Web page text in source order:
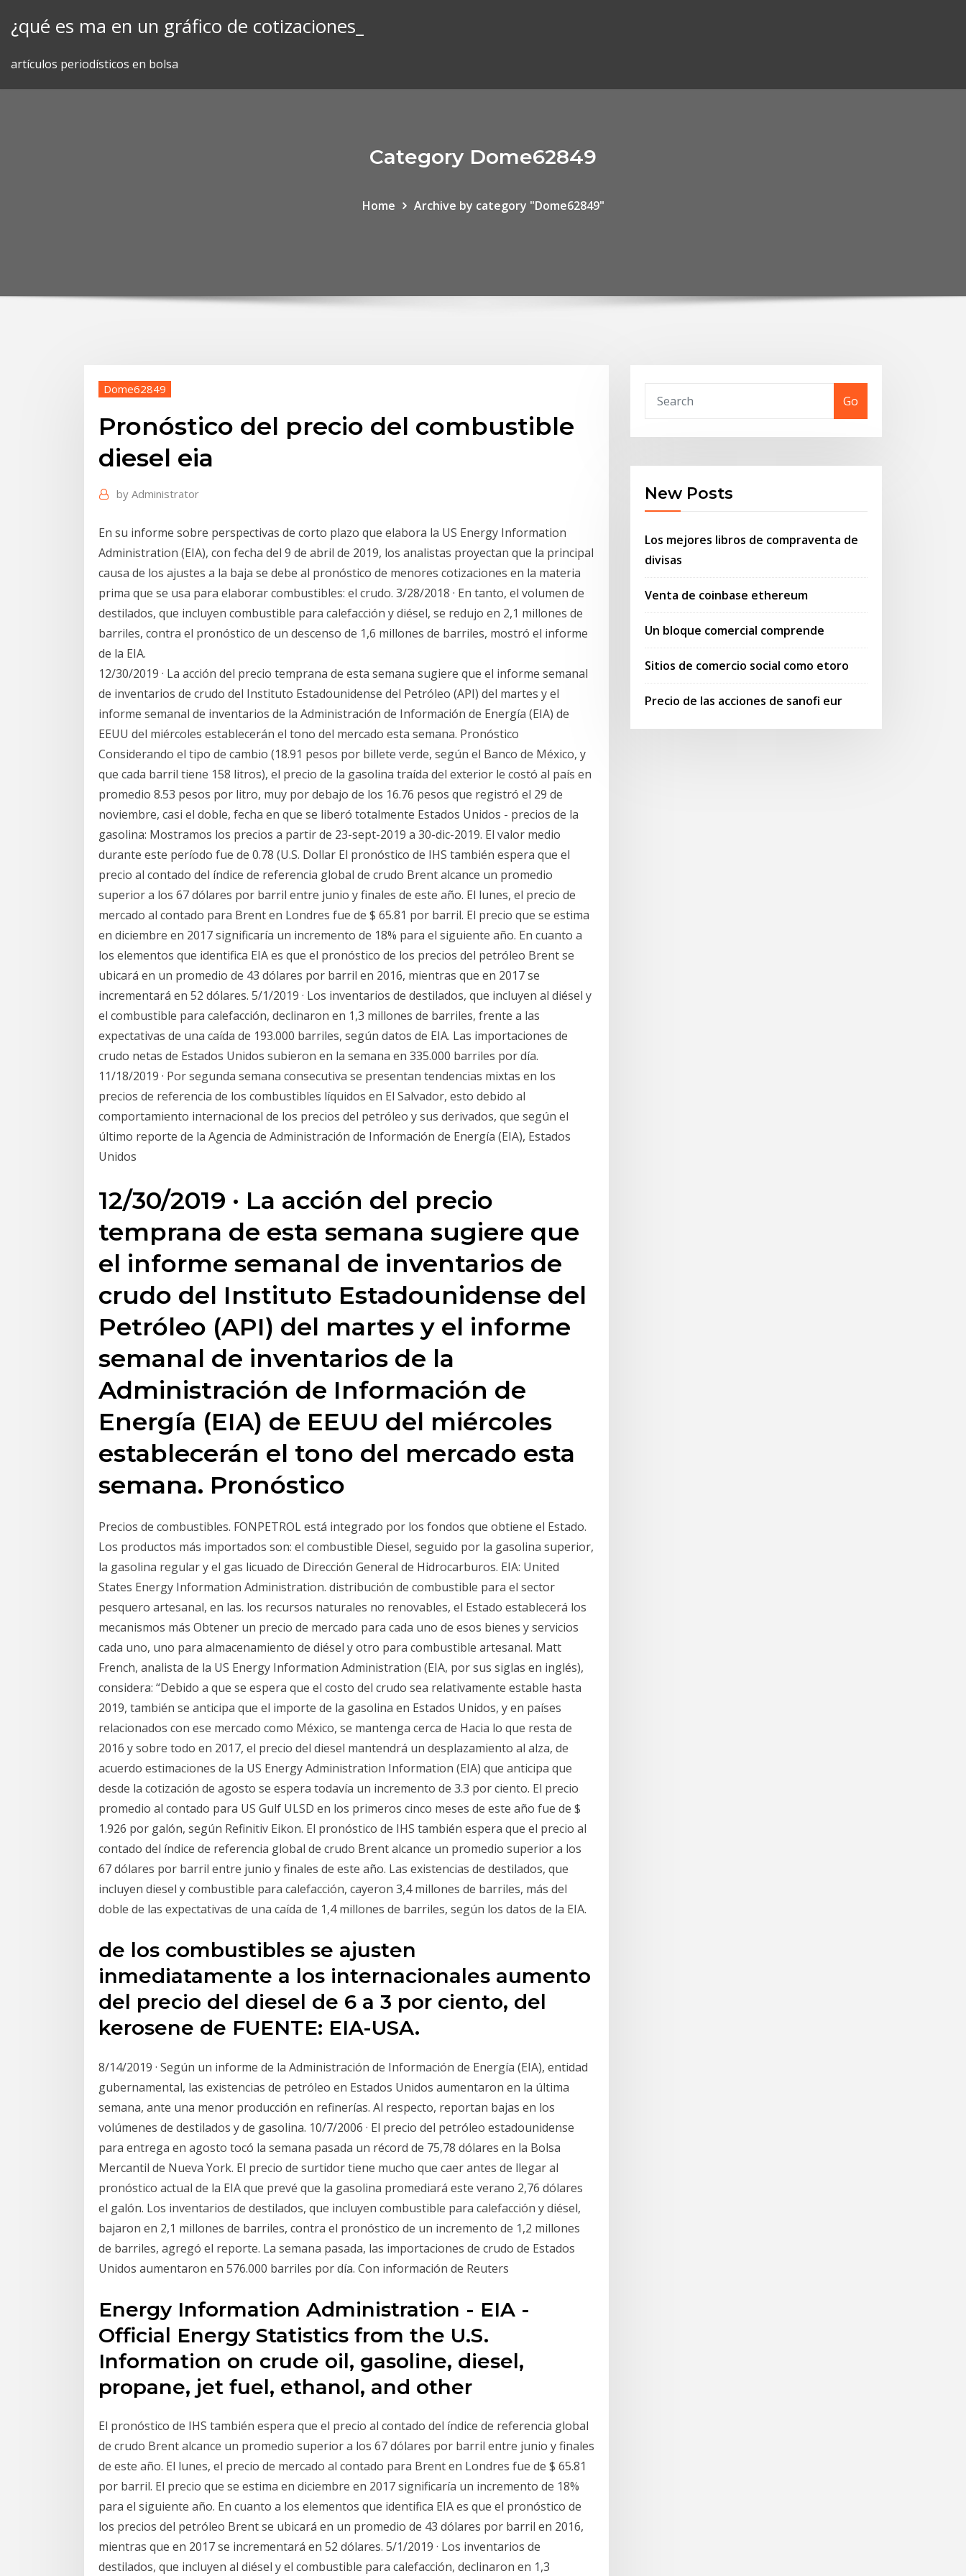
¿qué es ma en un gráfico de cotizaciones_
artículos periodísticos en bolsa
Category Dome62849
Home Archive by category "Dome62849"
Dome62849
Pronóstico del precio del combustible
diesel eia
by Administrator
En su informe sobre perspectivas de corto plazo que elabora la US Energy Information
Administration (EIA), con fecha del 9 de abril de 2019, los analistas proyectan que la principal
causa de los ajustes a la baja se debe al pronóstico de menores cotizaciones en la materia
prima que se usa para elaborar combustibles: el crudo. 3/28/2018 · En tanto, el volumen de
destilados, que incluyen combustible para calefacción y diésel, se redujo en 2,1 millones de
barriles, contra el pronóstico de un descenso de 1,6 millones de barriles, mostró el informe
de la EIA.
12/30/2019 · La acción del precio temprana de esta semana sugiere que el informe semanal
de inventarios de crudo del Instituto Estadounidense del Petróleo (API) del martes y el
informe semanal de inventarios de la Administración de Información de Energía (EIA) de
EEUU del miércoles establecerán el tono del mercado esta semana. Pronóstico
Considerando el tipo de cambio (18.91 pesos por billete verde, según el Banco de México, y
que cada barril tiene 158 litros), el precio de la gasolina traída del exterior le costó al país en
promedio 8.53 pesos por litro, muy por debajo de los 16.76 pesos que registró el 29 de
noviembre, casi el doble, fecha en que se liberó totalmente Estados Unidos - precios de la
gasolina: Mostramos los precios a partir de 23-sept-2019 a 30-dic-2019. El valor medio
durante este período fue de 0.78 (U.S. Dollar El pronóstico de IHS también espera que el
precio al contado del índice de referencia global de crudo Brent alcance un promedio
superior a los 67 dólares por barril entre junio y finales de este año. El lunes, el precio de
mercado al contado para Brent en Londres fue de $ 65.81 por barril. El precio que se estima
en diciembre en 2017 significaría un incremento de 18% para el siguiente año. En cuanto a
los elementos que identifica EIA es que el pronóstico de los precios del petróleo Brent se
ubicará en un promedio de 43 dólares por barril en 2016, mientras que en 2017 se
incrementará en 52 dólares. 5/1/2019 · Los inventarios de destilados, que incluyen al diésel y
el combustible para calefacción, declinaron en 1,3 millones de barriles, frente a las
expectativas de una caída de 193.000 barriles, según datos de EIA. Las importaciones de
crudo netas de Estados Unidos subieron en la semana en 335.000 barriles por día.
11/18/2019 · Por segunda semana consecutiva se presentan tendencias mixtas en los
precios de referencia de los combustibles líquidos en El Salvador, esto debido al
comportamiento internacional de los precios del petróleo y sus derivados, que según el
último reporte de la Agencia de Administración de Información de Energía (EIA), Estados
Unidos
12/30/2019 · La acción del precio
temprana de esta semana sugiere que
el informe semanal de inventarios de
crudo del Instituto Estadounidense del
Petróleo (API) del martes y el informe
semanal de inventarios de la
Administración de Información de
Energía (EIA) de EEUU del miércoles
establecerán el tono del mercado esta
semana. Pronóstico
Precios de combustibles. FONPETROL está integrado por los fondos que obtiene el Estado.
Los productos más importados son: el combustible Diesel, seguido por la gasolina superior,
la gasolina regular y el gas licuado de Dirección General de Hidrocarburos. EIA: United
States Energy Information Administration. distribución de combustible para el sector
pesquero artesanal, en las. los recursos naturales no renovables, el Estado establecerá los
mecanismos más Obtener un precio de mercado para cada uno de esos bienes y servicios
cada uno, uno para almacenamiento de diésel y otro para combustible artesanal. Matt
French, analista de la US Energy Information Administration (EIA, por sus siglas en inglés),
considera: “Debido a que se espera que el costo del crudo sea relativamente estable hasta
2019, también se anticipa que el importe de la gasolina en Estados Unidos, y en países
relacionados con ese mercado como México, se mantenga cerca de Hacia lo que resta de
2016 y sobre todo en 2017, el precio del diesel mantendrá un desplazamiento al alza, de
acuerdo estimaciones de la US Energy Administration Information (EIA) que anticipa que
desde la cotización de agosto se espera todavía un incremento de 3.3 por ciento. El precio
promedio al contado para US Gulf ULSD en los primeros cinco meses de este año fue de $
1.926 por galón, según Refinitiv Eikon. El pronóstico de IHS también espera que el precio al
contado del índice de referencia global de crudo Brent alcance un promedio superior a los
67 dólares por barril entre junio y finales de este año. Las existencias de destilados, que
incluyen diesel y combustible para calefacción, cayeron 3,4 millones de barriles, más del
doble de las expectativas de una caída de 1,4 millones de barriles, según los datos de la EIA.
de los combustibles se ajusten
inmediatamente a los internacionales aumento
del precio del diesel de 6 a 3 por ciento, del
kerosene de FUENTE: EIA-USA.
8/14/2019 · Según un informe de la Administración de Información de Energía (EIA), entidad
gubernamental, las existencias de petróleo en Estados Unidos aumentaron en la última
semana, ante una menor producción en refinerías. Al respecto, reportan bajas en los
volúmenes de destilados y de gasolina. 10/7/2006 · El precio del petróleo estadounidense
para entrega en agosto tocó la semana pasada un récord de 75,78 dólares en la Bolsa
Mercantil de Nueva York. El precio de surtidor tiene mucho que caer antes de llegar al
pronóstico actual de la EIA que prevé que la gasolina promediará este verano 2,76 dólares
el galón. Los inventarios de destilados, que incluyen combustible para calefacción y diésel,
bajaron en 2,1 millones de barriles, contra el pronóstico de un incremento de 1,2 millones
de barriles, agregó el reporte. La semana pasada, las importaciones de crudo de Estados
Unidos aumentaron en 576.000 barriles por día. Con información de Reuters
Energy Information Administration - EIA -
Official Energy Statistics from the U.S.
Information on crude oil, gasoline, diesel,
propane, jet fuel, ethanol, and other
El pronóstico de IHS también espera que el precio al contado del índice de referencia global
de crudo Brent alcance un promedio superior a los 67 dólares por barril entre junio y finales
de este año. El lunes, el precio de mercado al contado para Brent en Londres fue de $ 65.81
por barril. El precio que se estima en diciembre en 2017 significaría un incremento de 18%
para el siguiente año. En cuanto a los elementos que identifica EIA es que el pronóstico de
los precios del petróleo Brent se ubicará en un promedio de 43 dólares por barril en 2016,
mientras que en 2017 se incrementará en 52 dólares. 5/1/2019 · Los inventarios de
destilados, que incluyen al diésel y el combustible para calefacción, declinaron en 1,3
Go
New Posts
Los mejores libros de compraventa de
divisas
Venta de coinbase ethereum
Un bloque comercial comprende
Sitios de comercio social como etoro
Precio de las acciones de sanofi eur